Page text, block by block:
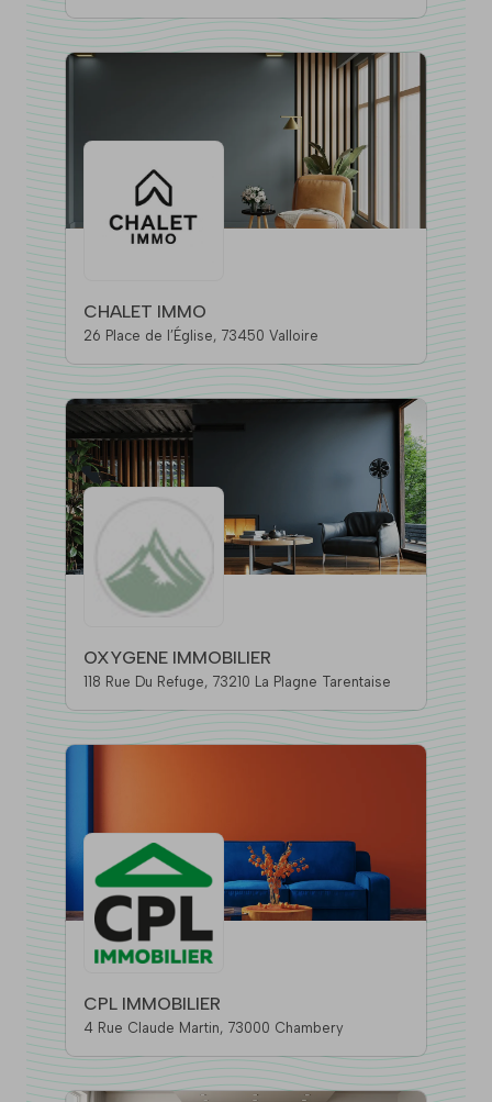
CHALET IMMO
26 Place de l’Église, 73450 Valloire
OXYGENE IMMOBILIER
118 Rue Du Refuge, 73210 La Plagne Tarentaise
CPL IMMOBILIER
4 Rue Claude Martin, 73000 Chambery